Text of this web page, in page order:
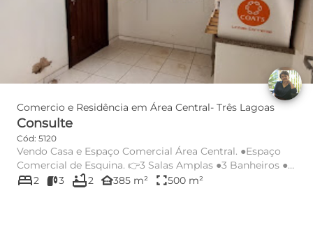
Comercio e Residência em Área Central- Três Lagoas
Consulte
Cód: 5120
Vendo Casa e Espaço Comercial Área Central. ●Espaço
Comercial de Esquina. 👉3 Salas Amplas ●3 Banheiros ●1
Lavanderi...
bed2 3 bathtub2 other_houses385 m² fullscreen500 m²